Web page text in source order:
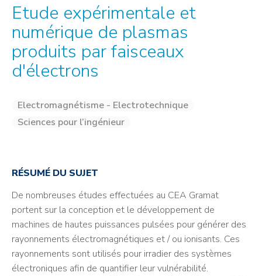
Etude expérimentale et
numérique de plasmas
produits par faisceaux
d'électrons
Electromagnétisme - Electrotechnique
Sciences pour l’ingénieur
RÉSUMÉ DU SUJET
De nombreuses études effectuées au CEA Gramat
portent sur la conception et le développement de
machines de hautes puissances pulsées pour générer des
rayonnements électromagnétiques et / ou ionisants. Ces
rayonnements sont utilisés pour irradier des systèmes
électroniques afin de quantifier leur vulnérabilité.